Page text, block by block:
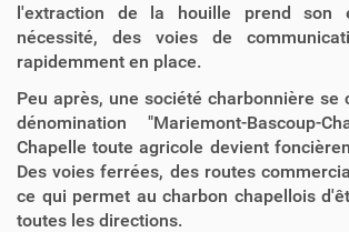
l'extraction de la houille prend son
nécessité, des voies de
rapidemment en place.
Peu après, une société charbonnière se
dénomination "Mariemont-Bascoup-
Chapelle toute agricole devient
Des voies ferrées, des routes
ce qui permet au charbon chapellois
toutes les directions.